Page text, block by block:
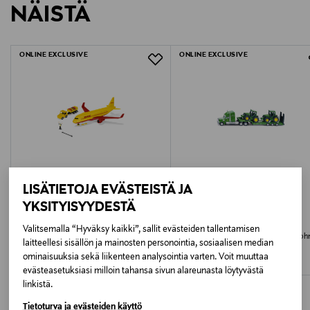
LISÄTIETOJA EVÄSTEISTÄ JA
YKSITYISYYDESTÄ
Valitsemalla “Hyväksy kaikki”, sallit evästeiden tallentamisen
laitteellesi sisällön ja mainosten personointia, sosiaalisen median
ominaisuuksia sekä liikenteen analysointia varten. Voit muuttaa
evästeasetuksiasi milloin tahansa sivun alareunasta löytyvästä
linkistä.
Tietoturva ja evästeiden käyttö
Ikäsuositus
Paristojen määrä
Paristotyyppi
Avainsanat
siku matkustajalentokone, lentokone lelu,
leikkilentokone tarvikkeilla, lasten lentokone,
matkustajalentokone lisävarusteilla, suuri
LUE TARKEMMAT PALAUTUSOHJEET
NÄISTÄ
ONLINE EXCLUSIVE
SIKU
SIKU Lentokone DHL lisälaitteilla 38,5
cm
ONLINE EXCLUSIVE
JOHN DEERE
SIKU Ajoneuvonkuljetusauto ja 2
Deere -traktoria, 1:87, 22,5 cm